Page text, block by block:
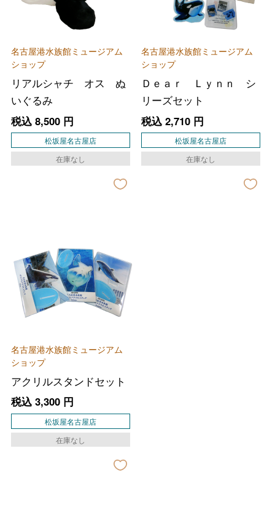
名古屋港水族館ミュージアム
ショップ
リアルシャチ オス ぬ
いぐるみ
税込 8,500円
松坂屋名古屋店
在庫なし
名古屋港水族館ミュージアム
ショップ
Ｄｅａｒ Ｌｙｎｎ シ
リーズセット
税込 2,710円
松坂屋名古屋店
在庫なし
名古屋港水族館ミュージアム
ショップ
アクリルスタンドセット
税込 3,300円
松坂屋名古屋店
在庫なし
ビューティー
ファッション
ホーム＆インテリア
ベビー＆キッズ
大丸・松坂屋のギフト
出産内祝い
結婚内祝い
お香典返し
バレンタインチョコレート
お中元
敬老の日